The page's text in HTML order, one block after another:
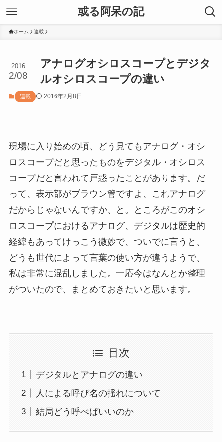
或る阿呆の記
ホーム 連載
アナログオシロスコープとデジタ
ルオシロスコープの違い
2016
2/08
連載 2016年2月8日
現場に入り始めの頃、どう見てもアナログ・オシ
ロスコープだと思ったものをデジタル・オシロス
コープだと言われて戸惑ったことがあります。だ
って、表示部がブラウン管ですよ、これアナログ
だからじゃないんですか、と。ところがこのオシ
ロスコープにおけるアナログ、デジタルは歴史的
経緯もあってけっこう微妙で、ついでに言うと、
どうも世代によって言葉の使い方が違うようで、
私は非常に混乱しました。一応今はなんとか整理
がついたので、まとめておきたいと思います。
目次
デジタルとアナログの違い
人による呼び名の揺れについて
結局どう呼べばいいのか